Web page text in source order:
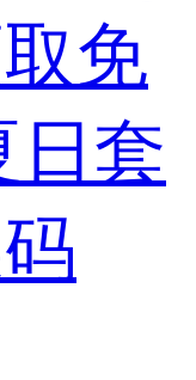
免
日套